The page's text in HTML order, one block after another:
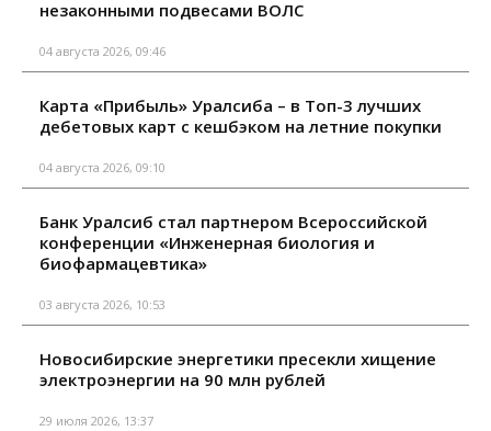
незаконными подвесами ВОЛС
04 августа 2026, 09:46
Карта «Прибыль» Уралсиба – в Топ-3 лучших
дебетовых карт с кешбэком на летние покупки
04 августа 2026, 09:10
Банк Уралсиб стал партнером Всероссийской
конференции «Инженерная биология и
биофармацевтика»
03 августа 2026, 10:53
Новосибирские энергетики пресекли хищение
электроэнергии на 90 млн рублей
29 июля 2026, 13:37